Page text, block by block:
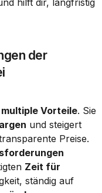
hilft dir, langfristig
der
multiple Vorteile. Sie
und steigert
Preise.
Zeit für